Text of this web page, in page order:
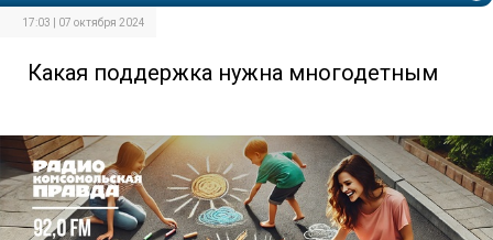
17:03 | 07 октября 2024
Какая поддержка нужна многодетным